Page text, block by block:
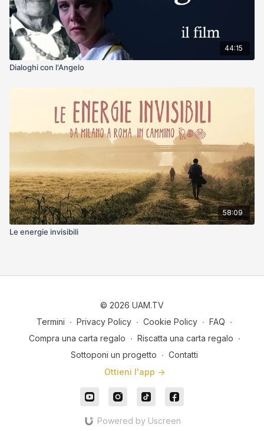
44:15
Dialoghi con l'Angelo
58:09
Le energie invisibili
© 2026 UAM.TV
Termini ∙ Privacy Policy ∙ Cookie Policy ∙ FAQ ∙
Compra una carta regalo ∙ Riscatta una carta regalo ∙
Sottoponi un progetto ∙ Contatti
Ottieni l'app ->
Powered by Uscreen